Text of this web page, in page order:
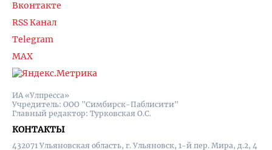
ИА «Улпресса»
Учредитель: ООО "Симбирск-Паблисити"
Главный редактор: Турковская О.С.
КОНТАКТЫ
432071 Ульяновская область, г. Ульяновск, 1-й пер. Мира, д.2, 4
Вконтакте
RSS Канал
Telegram
MAX